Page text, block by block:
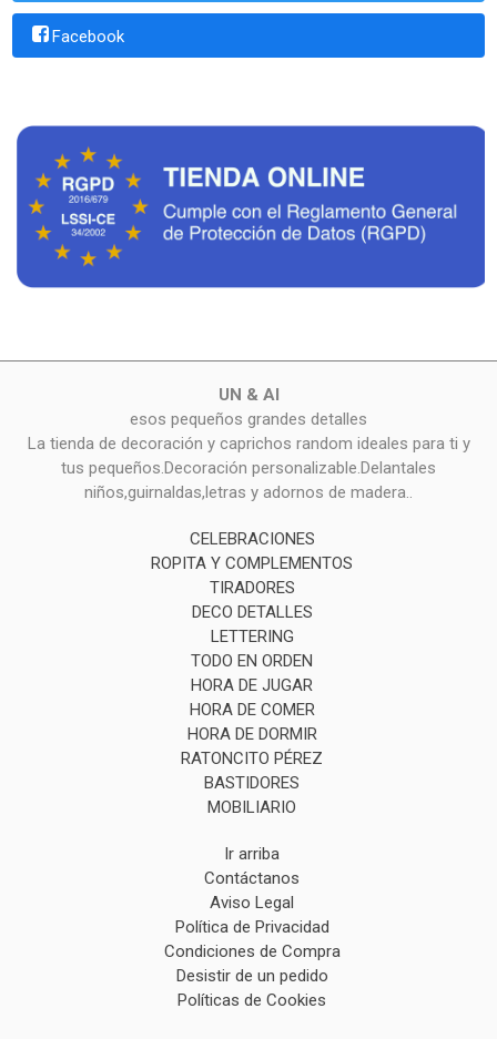
Facebook
UN & AI
esos pequeños grandes detalles
La tienda de decoración y caprichos random ideales para ti y
tus pequeños.Decoración personalizable.Delantales
niños,guirnaldas,letras y adornos de madera..
CELEBRACIONES
ROPITA Y COMPLEMENTOS
TIRADORES
DECO DETALLES
LETTERING
TODO EN ORDEN
HORA DE JUGAR
HORA DE COMER
HORA DE DORMIR
RATONCITO PÉREZ
BASTIDORES
MOBILIARIO
Ir arriba
Contáctanos
Aviso Legal
Política de Privacidad
Condiciones de Compra
Desistir de un pedido
Políticas de Cookies